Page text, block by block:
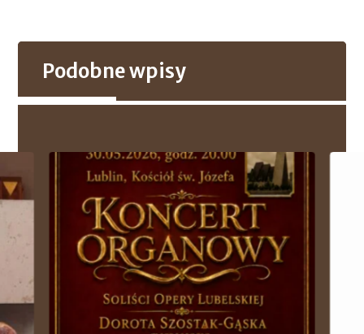
Podobne wpisy